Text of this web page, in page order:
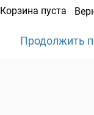
Корзина пуста
Продолжить